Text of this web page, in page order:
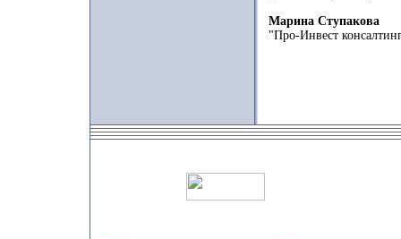
Марина Ступакова
"Про-Инвест